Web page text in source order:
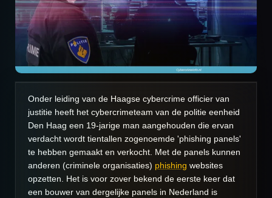
Onder leiding van de Haagse cybercrime officier van
justitie heeft het cybercrimeteam van de politie eenheid
Den Haag een 19-jarige man aangehouden die ervan
verdacht wordt tientallen zogenoemde 'phishing panels'
te hebben gemaakt en verkocht. Met de panels kunnen
anderen (criminele organisaties) phishing websites
opzetten. Het is voor zover bekend de eerste keer dat
een bouwer van dergelijke panels in Nederland is